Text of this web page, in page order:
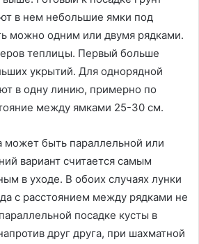
в нем небольшие ямки под
можно одним или двумя рядками.
теплицы. Первый больше
укрытий. Для однорядной
в одну линию, примерно по
между ямками 25-30 см.
может быть параллельной или
вариант считается самым
в уходе. В обоих случаях лунки
с расстоянием между рядками не
посадке кусты в
друг друга, при шахматной